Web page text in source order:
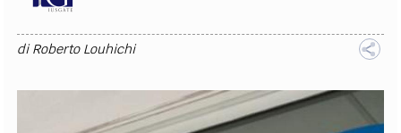
diRoberto Louhichi